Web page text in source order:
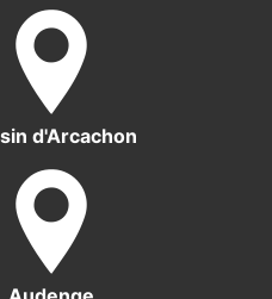
d'Arcachon